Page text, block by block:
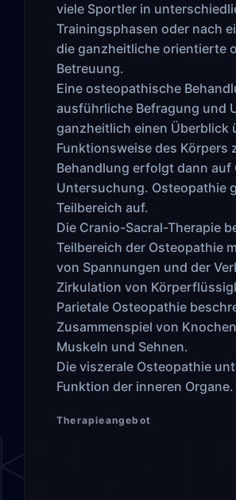
viele Sportler in
Trainingsphasen oder nach
die ganzheitliche orientierte
Betreuung.
Eine osteopathische
ausführliche Befragung und
ganzheitlich einen Überblick
Funktionsweise des Körpers
Behandlung erfolgt dann auf
Untersuchung. Osteopathie
Teilbereich auf.
Die Cranio-Sacral-Therapie
Teilbereich der Osteopathie
von Spannungen und der
Zirkulation von
Parietale Osteopathie
Zusammenspiel von
Muskeln und Sehnen.
Die viszerale Osteopathie
Funktion der inneren Organe.
Therapieangebot